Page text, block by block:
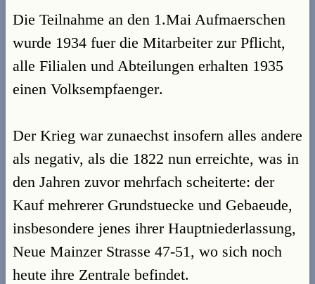
Die Teilnahme an den 1.Mai Aufmaerschen
wurde 1934 fuer die Mitarbeiter zur Pflicht,
alle Filialen und Abteilungen erhalten 1935
einen Volksempfaenger.
Der Krieg war zunaechst insofern alles andere
als negativ, als die 1822 nun erreichte, was in
den Jahren zuvor mehrfach scheiterte: der
Kauf mehrerer Grundstuecke und Gebaeude,
insbesondere jenes ihrer Hauptniederlassung,
Neue Mainzer Strasse 47-51, wo sich noch
heute ihre Zentrale befindet.